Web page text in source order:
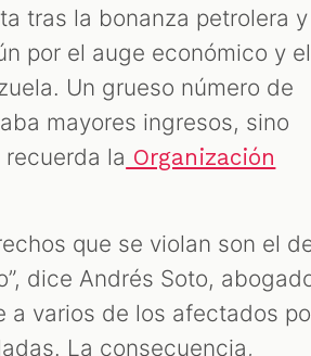
tras la bonanza petrolera y
por el auge económico y el
Un grueso número de
mayores ingresos, sino
la Organización
que se violan son el
dice Andrés Soto,
a varios de los afectados
La consecuencia,